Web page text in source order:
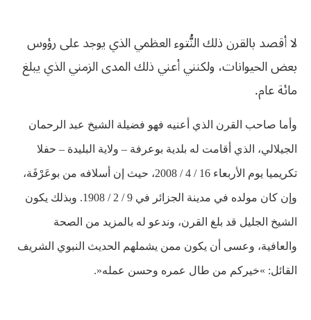
لا أقصد بالقرن ذلك النُّتوء العظمي الذي يوجد على رؤوس
بعض الحيوانات، ولكنني أعني ذلك المدى الزمني الذي يبلغ
مائة عام.
وأما صاحب القرن الذي أعنيه فهو فضيلة الشيخ عبد الرحمان
الجيلالي، الذي أقامت له بلدية بوعرفة – ولاية البليدة – حفلا
تكريميا يوم الأربعاء 16 / 4 / 2008، حيث إن أسلافه من بوعَرْفَة،
وإن كان مولده في مدينة الجزائر في 9 / 2 / 1908. وبذلك يكون
الشيخ الجليل قد بلغ القرن، وندعو له بالمزيد من الصحة
والعافية، وعسى أن يكون ممن يشملهم الحديث النبوي الشريف
القائل: »خيركم من طال عمره وحسن عمله«.